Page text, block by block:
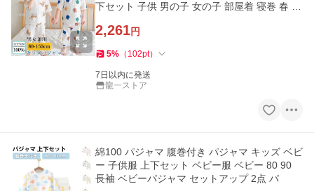
下セット 子供 男の子 女の子 部屋着 寝巻 春 夏
2,261円
5% （ 102pt）
7日以内に発送
龍一ストア
綿100 パジャマ 腹巻付き パジャマ キッズ ベビ
ー 子供服 上下セット ベビー服 ベビー 80 90
長袖 ベビーパジャマ セットアップ 2点 パ